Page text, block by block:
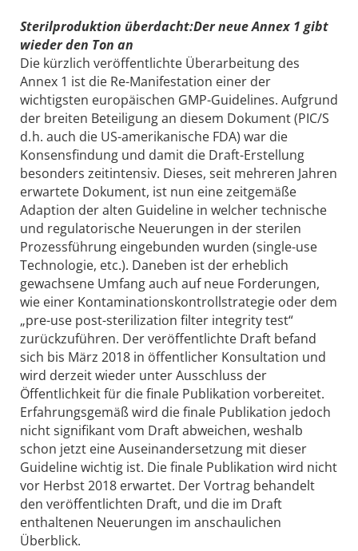
Sterilproduktion überdacht:Der neue Annex 1 gibt
wieder den Ton an
Die kürzlich veröffentlichte Überarbeitung des
Annex 1 ist die Re-Manifestation einer der
wichtigsten europäischen GMP-Guidelines. Aufgrund
der breiten Beteiligung an diesem Dokument (PIC/S
d. h. auch die US-amerikanische FDA) war die
Konsensfindung und damit die Draft-Erstellung
besonders zeitintensiv. Dieses, seit mehreren Jahren
erwartete Dokument, ist nun eine zeitgemäße
Adaption der alten Guideline in welcher technische
und regulatorische Neuerungen in der sterilen
Prozessführung eingebunden wurden (single-use
Technologie, etc.). Daneben ist der erheblich
gewachsene Umfang auch auf neue Forderungen,
wie einer Kontaminationskontrollstrategie oder dem
„pre-use post-sterilization filter integrity test“
zurückzuführen. Der veröffentlichte Draft befand
sich bis März 2018 in öffentlicher Konsultation und
wird derzeit wieder unter Ausschluss der
Öffentlichkeit für die finale Publikation vorbereitet.
Erfahrungsgemäß wird die finale Publikation jedoch
nicht signifikant vom Draft abweichen, weshalb
schon jetzt eine Auseinandersetzung mit dieser
Guideline wichtig ist. Die finale Publikation wird nicht
vor Herbst 2018 erwartet. Der Vortrag behandelt
den veröffentlichten Draft, und die im Draft
enthaltenen Neuerungen im anschaulichen
Überblick.